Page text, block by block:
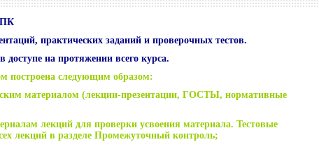
ПК
практических заданий и проверочных тестов.
на протяжении всего курса.
построена следующим образом:
материалом (лекции-презентации, ГОСТЫ, нормативные
лекций для проверки усвоения материала. Тестовые
лекций в разделе Промежуточный контроль;